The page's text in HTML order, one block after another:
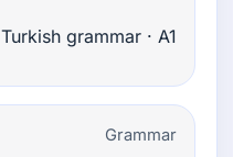
Turkish grammar · A1
Grammar